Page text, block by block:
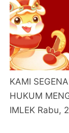
KAMI
HUKUM
IMLEK Rabu,